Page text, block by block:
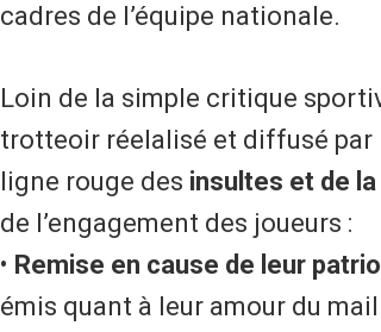
cadres de l’équipe nationale.
Loin de la simple critique
trotteoir réelalisé et diffusé
ligne rouge des insultes et de
de l’engagement des joueurs :
• ​ Remise en cause de leur
émis quant à leur amour du